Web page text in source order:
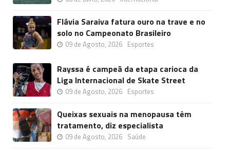
Flávia Saraiva fatura ouro na trave e no
solo no Campeonato Brasileiro
09 de Agosto, 2026 Esportes
Rayssa é campeã da etapa carioca da
Liga Internacional de Skate Street
09 de Agosto, 2026 Esportes
Queixas sexuais na menopausa têm
tratamento, diz especialista
09 de Agosto, 2026 Saúde